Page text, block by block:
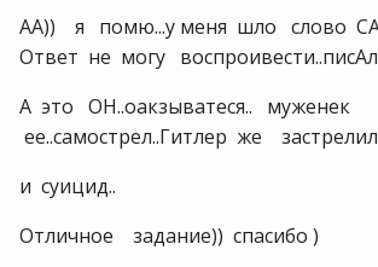
AA)) я помю...у меня шло слово
Ответ не могу
А это ОН..оакзыватеся.. муженек
ее..самострел..Гитлер же
и суицид..
Отличное задание)) спасибо )